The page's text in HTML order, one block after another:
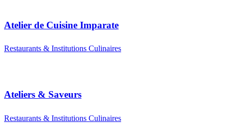
Atelier de Cuisine Imparate
Restaurants & Institutions Culinaires
Ateliers & Saveurs
Restaurants & Institutions Culinaires